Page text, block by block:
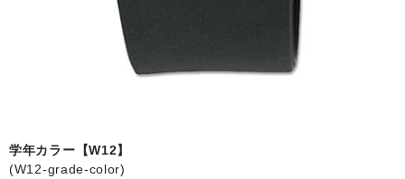
園や先生への贈り物
スポーツウォッチ
学年カラー【W12】
(W12-grade-color)